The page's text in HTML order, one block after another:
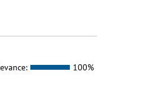
100%